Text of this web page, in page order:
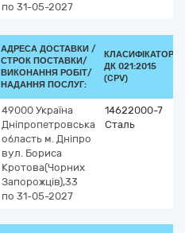
по 31-05-2027
АДРЕСА ДОСТАВКИ /
СТРОК ПОСТАВКИ/
ВИКОНАННЯ РОБІТ/
НАДАННЯ ПОСЛУГ:
КЛАСИФІКАТОР
ДК 021:2015
(CPV)
49000 Україна
Дніпропетровська
область м. Дніпро
вул. Бориса
Кротова(Чорних
Запорожців),33
по 31-05-2027
14622000-7
Сталь